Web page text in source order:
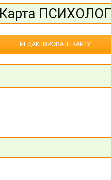
Карта ПСИХОЛОГ
РЕДАКТИРОВАТЬ КАРТУ